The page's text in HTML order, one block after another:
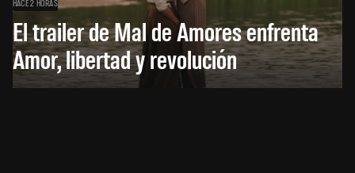
HACE 2 HORAS
El trailer de Mal de Amores enfrenta
Amor, libertad y revolución